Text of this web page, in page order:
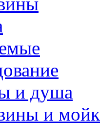
и душа
и